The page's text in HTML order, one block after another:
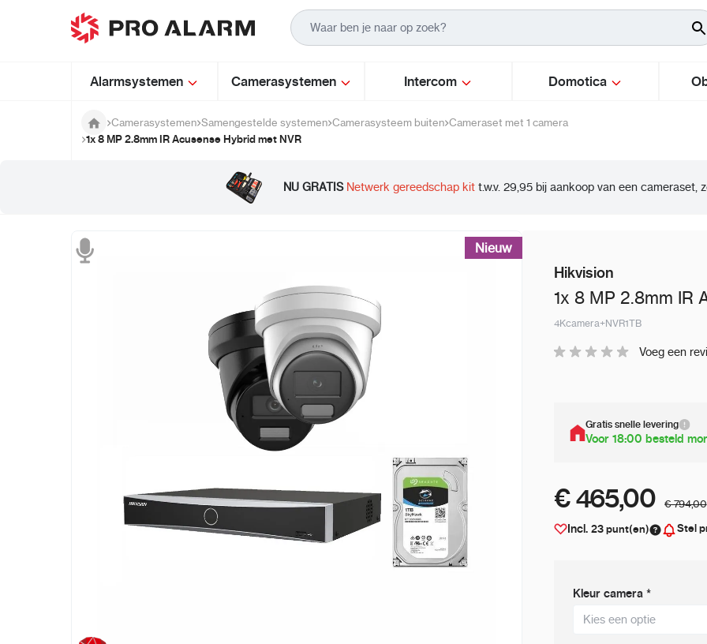
Ga naar de inhoud
Alarmsystemen Camerasystemen Intercom Domotica
Camerasystemen Samengestelde systemen Camerasysteem buiten Cameraset met 1 camera
1x 8 MP 2.8mm IR Acusense Hybrid met NVR
NU GRATIS Netwerk gereedschap kit t.w.v. 29,95 bij aankoop van een cameraset,
Nieuw
Hikvision
1x 8 MP 2.8mm IR
4Kcamera+NVR1TB
Voeg een
Gratis snelle levering
Voor 18:00 besteld
€ 465,00 € 794,00
Incl. 23punt(en) Stel
Kleur camera *